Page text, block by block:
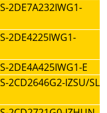
2DE7A232IWG1-
2DE4225IWG1-
2DE4A425IWG1-E
2CD2646G2-IZSU/SL